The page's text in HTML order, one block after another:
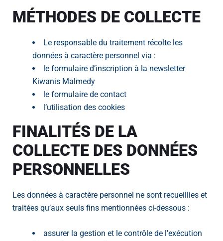
MÉTHODES DE COLLECTE
Le responsable du traitement récolte les
données à caractère personnel via :
le formulaire d’inscription à la newsletter
Kiwanis Malmedy
le formulaire de contact
l’utilisation des cookies
FINALITÉS DE LA
COLLECTE DES DONNÉES
PERSONNELLES
Les données à caractère personnel ne sont recueillies et
traitées qu’aux seuls fins mentionnées ci-dessous :
assurer la gestion et le contrôle de l’exécution